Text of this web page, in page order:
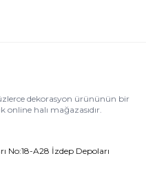
dekorasyon ürününün bir
halı mağazasıdır.
No:18-A28 İzdep Depoları